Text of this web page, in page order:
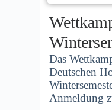
Das
Deutschen
Anmeldung